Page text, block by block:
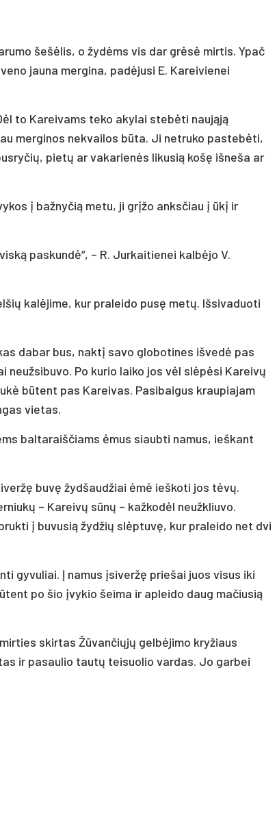
šešėlis, o žydėms vis dar grėsė mirtis. Ypač
jauna mergina, padėjusi E. Kareivienei
to Kareivams teko akylai stebėti naująją
merginos nekvailos būta. Ji netruko pastebėti,
pietų ar vakarienės likusią košę išneša ar
į bažnyčią metu, ji grįžo anksčiau į ūkį ir
paskundė“, – R. Jurkaitienei kalbėjo V.
kalėjime, kur praleido pusę metų. Išsivaduoti
dabar bus, naktį savo globotines išvedė pas
neužsibuvo. Po kurio laiko jos vėl slėpėsi Kareivų
būtent pas Kareivas. Pasibaigus kraupiajam
vietas.
baltaraiščiams ėmus siaubti namus, ieškant
buvę žydšaudžiai ėmė ieškoti jos tėvų.
– Kareivų sūnų – kažkodėl neužkliuvo.
į buvusią žydžių slėptuvę, kur praleido net dvi
gyvuliai. Į namus įsiveržę priešai juos visus iki
po šio įvykio šeima ir apleido daug mačiusią
skirtas Žūvančiųjų gelbėjimo kryžiaus
ir pasaulio tautų teisuolio vardas. Jo garbei